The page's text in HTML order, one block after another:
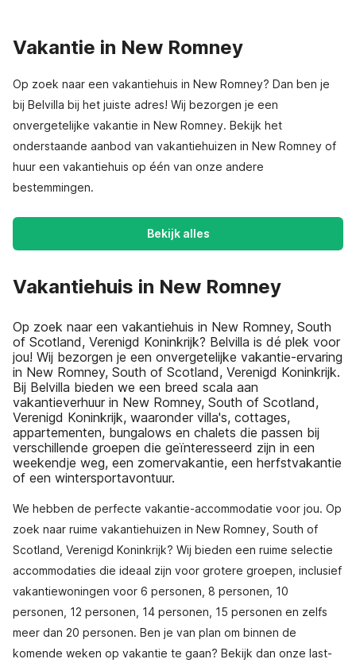
Vakantie in New Romney
Op zoek naar een vakantiehuis in New Romney? Dan ben je
bij Belvilla bij het juiste adres! Wij bezorgen je een
onvergetelijke vakantie in New Romney. Bekijk het
onderstaande aanbod van vakantiehuizen in New Romney of
huur een vakantiehuis op één van onze andere
bestemmingen.
Bekijk alles
Vakantiehuis in New Romney
Op zoek naar een vakantiehuis in New Romney, South
of Scotland, Verenigd Koninkrijk? Belvilla is dé plek voor
jou! Wij bezorgen je een onvergetelijke vakantie-ervaring
in New Romney, South of Scotland, Verenigd Koninkrijk.
Bij Belvilla bieden we een breed scala aan
vakantieverhuur in New Romney, South of Scotland,
Verenigd Koninkrijk, waaronder villa's, cottages,
appartementen, bungalows en chalets die passen bij
verschillende groepen die geïnteresseerd zijn in een
weekendje weg, een zomervakantie, een herfstvakantie
of een wintersportavontuur.
We hebben de perfecte vakantie-accommodatie voor jou. Op
zoek naar ruime vakantiehuizen in New Romney, South of
Scotland, Verenigd Koninkrijk? Wij bieden een ruime selectie
accommodaties die ideaal zijn voor grotere groepen, inclusief
vakantiewoningen voor 6 personen, 8 personen, 10
personen, 12 personen, 14 personen, 15 personen en zelfs
meer dan 20 personen. Ben je van plan om binnen de
komende weken op vakantie te gaan? Bekijk dan onze last-